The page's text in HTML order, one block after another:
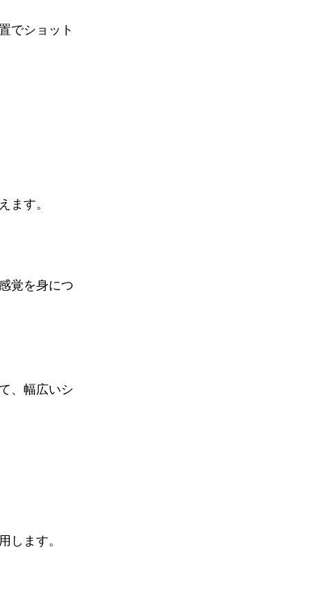
でショット
ます。
覚を身につ
、幅広いシ
します。